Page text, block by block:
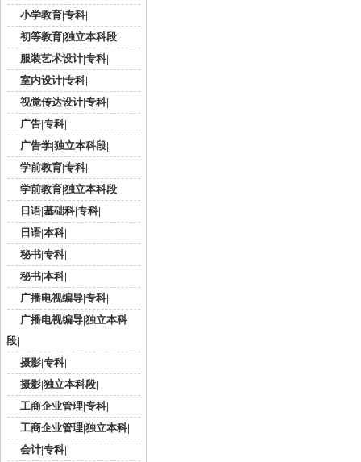
小学教育|专科|
初等教育|独立本科段|
服装艺术设计|专科|
室内设计|专科|
视觉传达设计|专科|
广告|专科|
广告学|独立本科段|
学前教育|专科|
学前教育|独立本科段|
日语|基础科|专科|
日语|本科|
秘书|专科|
秘书|本科|
广播电视编导|专科|
广播电视编导|独立本科
段|
摄影|专科|
摄影|独立本科段|
工商企业管理|专科|
工商企业管理|独立本科|
会计|专科|